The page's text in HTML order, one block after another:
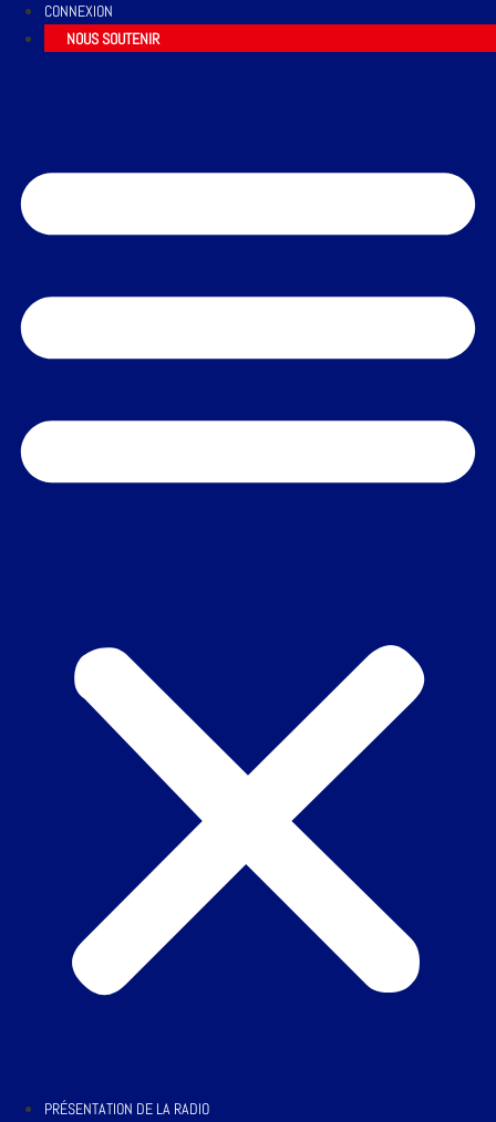
CONNEXION
NOUS SOUTENIR
PRÉSENTATION DE LA RADIO